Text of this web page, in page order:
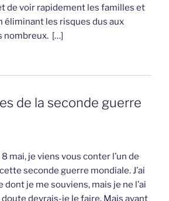
de voir rapidement les familles et
éliminant les risques dus aux
nombreux. […]
de la seconde guerre
mai, je viens vous conter l’un de
seconde guerre mondiale. J’ai
je me souviens, mais je ne l’ai